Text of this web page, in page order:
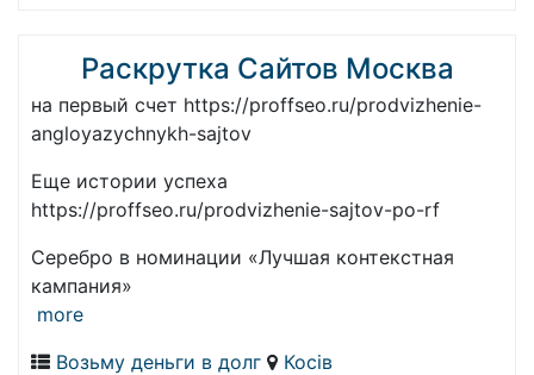
Раскрутка Сайтов Москва
на первый счет https://proffseo.ru/prodvizhenie-
angloyazychnykh-sajtov
Еще истории успеха
https://proffseo.ru/prodvizhenie-sajtov-po-rf
Серебро в номинации «Лучшая контекстная
кампания»
more
Возьму деньги в долг
Косів